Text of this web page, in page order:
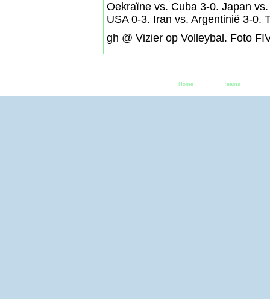
Oekraïne vs. Cuba 3-0. Japan
USA 0-3. Iran vs. Argentinië 3-0.
gh @ Vizier op Volleybal. Foto
Home Teams